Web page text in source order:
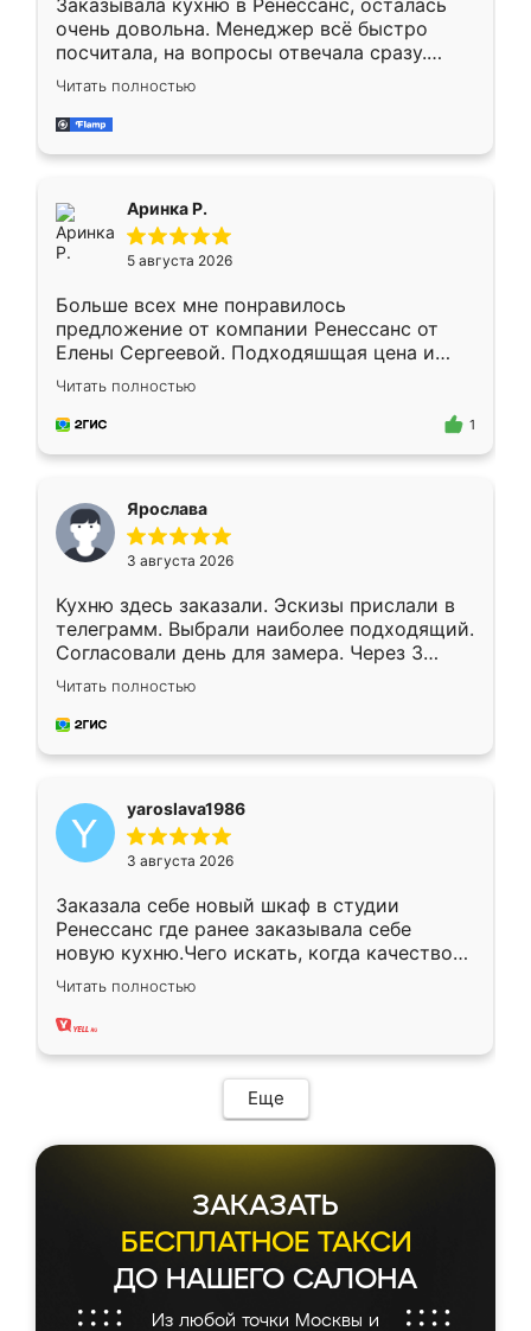
Заказывала кухню в Ренессанс, осталась
очень довольна. Менеджер всё быстро
посчитала, на вопросы отвечала сразу.
Замерщик приехал в субботу, подошёл к
делу со всей ответственностью. Собрали
за день, ребята работали аккуратно, даже
Читать полностью
Аринка Р.
5 августа 2026
Больше всех мне понравилось
предложение от компании Ренессанс от
Елены Сергеевой. Подходяшщая цена и
короткие сроки изготовления. Приехавший
для замера сотрудник Владислав
предложил по моему эскизу самый
Читать полностью
1
Ярослава
3 августа 2026
Кухню здесь заказали. Эскизы прислали в
телеграмм. Выбрали наиболее подходящий.
Согласовали день для замера. Через 3
недели кухня была уже готова. Остались
довольны работой. Спасибо Ренессанс
мебель за качественную работу!
Читать полностью
yaroslava1986
3 августа 2026
Заказала себе новый шкаф в студии
Ренессанс где ранее заказывала себе
новую кухню.Чего искать, когда качеством
вполне довольна. Служит кухня уже почти
два года, нареканий нет.
Читать полностью
Еще
ЗАКАЗАТЬ
БЕСПЛАТНОЕ ТАКСИ
ДО НАШЕГО САЛОНА
Из любой точки Москвы и